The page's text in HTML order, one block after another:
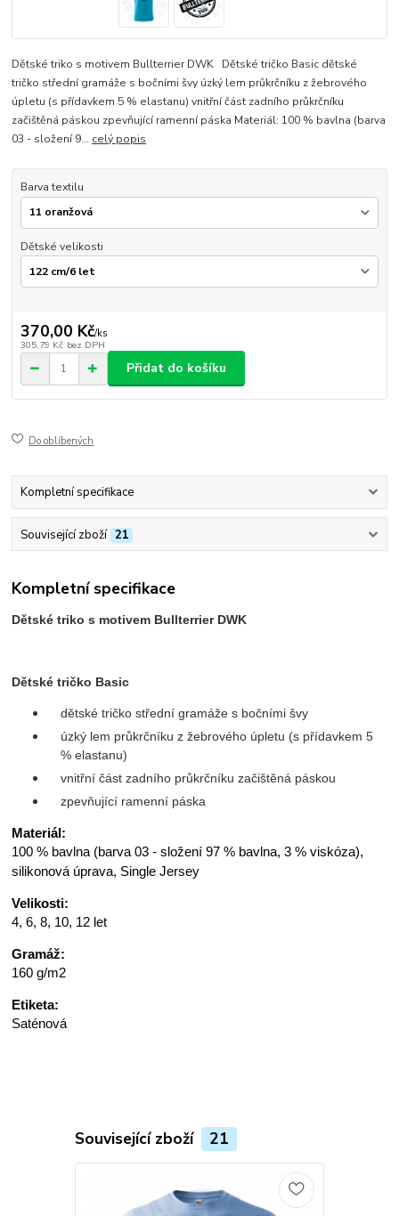
Dětské triko s motivem Bullterrier DWK Dětské tričko Basic dětské
tričko střední gramáže s bočními švy úzký lem průkrčníku z žebrového
úpletu (s přídavkem 5 % elastanu) vnitřní část zadního průkrčníku
začištěná páskou zpevňující ramenní páska Materiál: 100 % bavlna (barva
03 - složení 9... celý popis
Barva textilu
Dětské velikosti
370,00 Kč/ks
305,79 Kč bez DPH
Přidat do košíku
Do oblíbených
Kompletní specifikace
Související zboží 21
Kompletní specifikace
Dětské triko s motivem Bullterrier DWK
Dětské tričko Basic
dětské tričko střední gramáže s bočními švy
úzký lem průkrčníku z žebrového úpletu (s přídavkem 5
% elastanu)
vnitřní část zadního průkrčníku začištěná páskou
zpevňující ramenní páska
Materiál:
100 % bavlna (barva 03 - složení 97 % bavlna, 3 % viskóza),
silikonová úprava, Single Jersey
Velikosti:
4, 6, 8, 10, 12 let
Gramáž:
160 g/m2
Etiketa:
Saténová
Související zboží 21